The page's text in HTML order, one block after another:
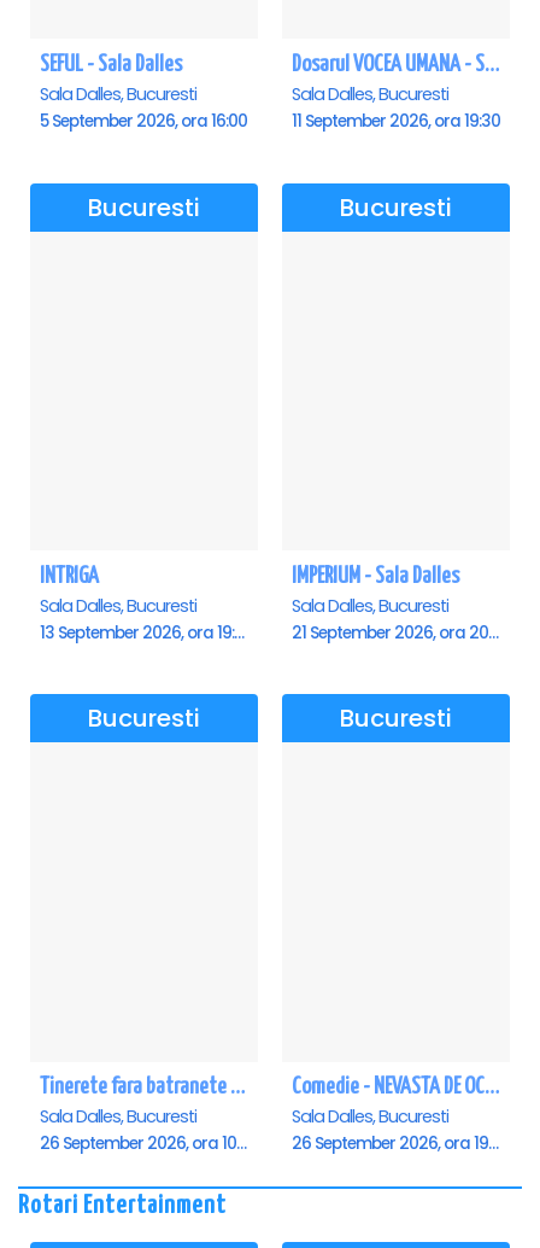
SEFUL - Sala Dalles
Sala Dalles, Bucuresti
5 September 2026, ora 16:00
Dosarul VOCEA UMANA - Sala Dalles
Sala Dalles, Bucuresti
11 September 2026, ora 19:30
Bucuresti
INTRIGA
Sala Dalles, Bucuresti
13 September 2026, ora 19:00
Bucuresti
IMPERIUM - Sala Dalles
Sala Dalles, Bucuresti
21 September 2026, ora 20:00
Bucuresti
Tinerete fara batranete si viata fara de moarte
Sala Dalles, Bucuresti
26 September 2026, ora 10:30
Bucuresti
Comedie - NEVASTA DE OCAZIE !!!
Sala Dalles, Bucuresti
26 September 2026, ora 19:00
Rotari Entertainment